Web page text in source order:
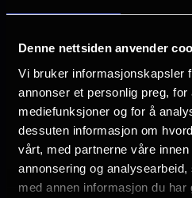
Denne nettsiden anvender
Vi bruker informasjonskapsler
annonser et personlig preg,
mediefunksjoner og for å
dessuten informasjon om
vårt, med partnerne våre
annonsering og
med annen informasjon du har
Språk
EN
Sjanger
Barnefilm
Childrens Movies
Distributør
Uavhengig distribusjon
Se mer